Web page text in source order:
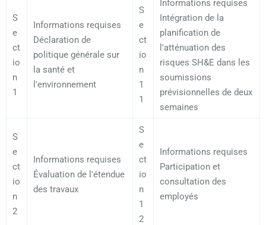
S
e
ct
io
n
1
Informations requises
Déclaration de
politique générale sur
la santé et
l'environnement
S
e
ct
io
n
1
1
Informations requises
Intégration de la
planification de
l'atténuation des
risques SH&E dans les
soumissions
prévisionnelles de deux
semaines
S
e
ct
io
n
2
Informations requises
Évaluation de l'étendue
des travaux
S
e
ct
io
n
1
2
Informations requises
Participation et
consultation des
employés